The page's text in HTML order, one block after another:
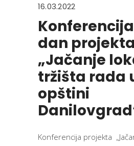
16.03.2022
dan projekta
„Jačanje
tržišta rada
opštini
Konferencija projekta